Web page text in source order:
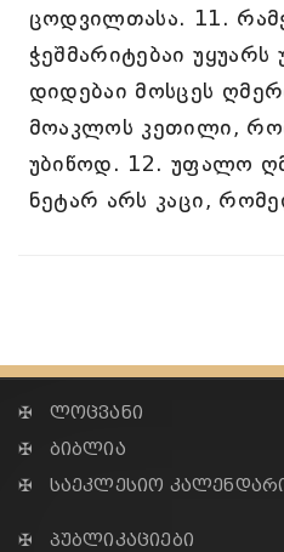
ცოდვილთასა. 11.
ჭეშმარიტებაი
დიდებაი მოსცეს
მოაკლოს კეთილი,
უბიწოდ. 12. უფალო
ნეტარ არს კაცი,
✠ ლოცვანი
✠ ბიბლია
✠ საეკლესიო
✠ პუბლიკაციები